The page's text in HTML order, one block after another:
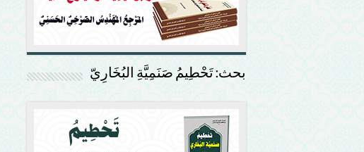
بحث: تَحْطِيمُ صَنَمِيَّةِ البُخَارِيّ